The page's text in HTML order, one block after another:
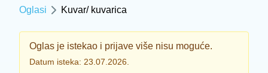
Oglasi Kuvar/ kuvarica
Oglas je istekao i prijave više nisu moguće.
Datum isteka: 23.07.2026.